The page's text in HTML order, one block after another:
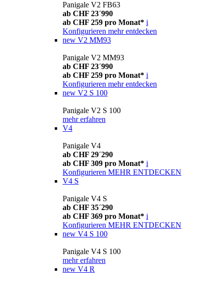
Panigale V2 FB63
ab CHF 23´990
ab CHF 259 pro Monat* i
Konfigurieren mehr entdecken
new V2 MM93
Panigale V2 MM93
ab CHF 23´990
ab CHF 259 pro Monat* i
Konfigurieren mehr entdecken
new V2 S 100
Panigale V2 S 100
mehr erfahren
V4
Panigale V4
ab CHF 29´290
ab CHF 309 pro Monat* i
Konfigurieren MEHR ENTDECKEN
V4 S
Panigale V4 S
ab CHF 35´290
ab CHF 369 pro Monat* i
Konfigurieren MEHR ENTDECKEN
new V4 S 100
Panigale V4 S 100
mehr erfahren
new V4 R